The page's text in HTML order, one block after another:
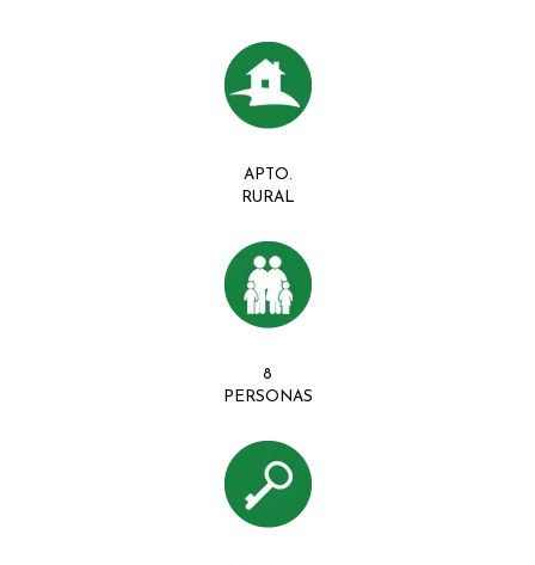
APTO.
RURAL
8
PERSONAS